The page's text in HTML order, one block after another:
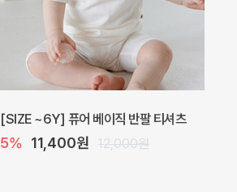
프로리 뷔스티에 미니 아기 원피스
20% 20,800원 26,000원